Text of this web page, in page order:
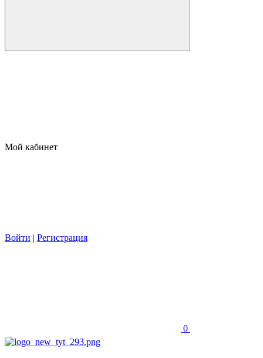
Мой кабинет
Войти | Регистрация
0